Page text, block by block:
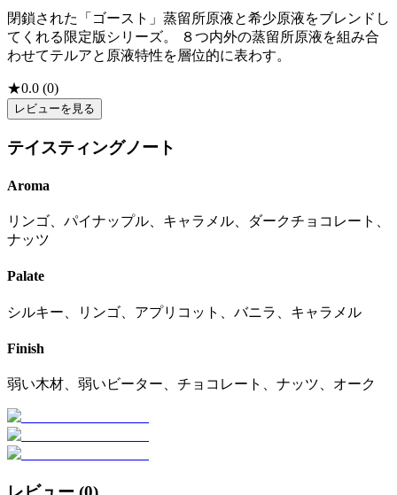
閉鎖された「ゴースト」蒸留所原液と希少原液をブレンドし
てくれる限定版シリーズ。 ８つ内外の蒸留所原液を組み合
わせてテルアと原液特性を層位的に表わす。
★0.0 (0)
レビューを見る
テイスティングノート
Aroma
リンゴ、パイナップル、キャラメル、ダークチョコレート、
ナッツ
Palate
シルキー、リンゴ、アプリコット、バニラ、キャラメル
Finish
弱い木材、弱いビーター、チョコレート、ナッツ、オーク